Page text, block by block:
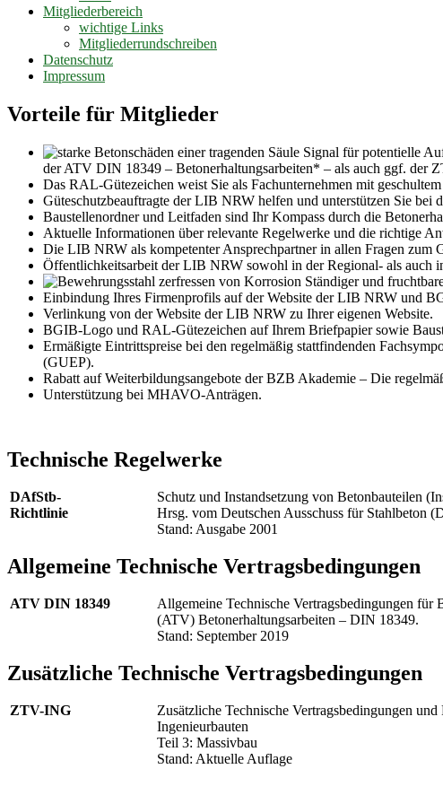
Mitgliederbereich
wichtige Links
Mitgliederrundschreiben
Datenschutz
Impressum
Vorteile für Mitglieder
Signal für potentielle
der ATV DIN 18349 – Betonerhaltungsarbeiten* – als auch ggf. der
Das RAL-Gütezeichen weist Sie als Fachunternehmen mit
Güteschutzbeauftragte der LIB NRW helfen und unterstützen Sie
Baustellenordner und Leitfaden sind Ihr Kompass durch die
Aktuelle Informationen über relevante Regelwerke und die richtige
Die LIB NRW als kompetenter Ansprechpartner in allen Fragen zum
Öffentlichkeitsarbeit der LIB NRW sowohl in der Regional- als auch
Ständiger und
Einbindung Ihres Firmenprofils auf der Website der LIB NRW und
Verlinkung von der Website der LIB NRW zu Ihrer eigenen Website.
BGIB-Logo und RAL-Gütezeichen auf Ihrem Briefpapier sowie
Ermäßigte Eintrittspreise bei den regelmäßig stattfindenden
(GUEP).
Rabatt auf Weiterbildungsangebote der BZB Akademie – Die
Unterstützung bei MHAVO-Anträgen.
Technische Regelwerke
DAfStb-
Richtlinie
Schutz und Instandsetzung von Betonbauteilen
Hrsg. vom Deutschen Ausschuss für Stahlbeton
Stand: Ausgabe 2001
Allgemeine Technische Vertragsbedingungen
ATV DIN 18349
Allgemeine Technische Vertragsbedingungen für
(ATV) Betonerhaltungsarbeiten – DIN 18349.
Stand: September 2019
Zusätzliche Technische Vertragsbedingungen
ZTV-ING
Zusätzliche Technische Vertragsbedingungen
Ingenieurbauten
Teil 3: Massivbau
Stand: Aktuelle Auflage